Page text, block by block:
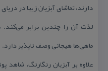
دارند، تماشای آبزیان زیبا در
لذت آن را چندین برابر
ماهی‌ها هیجانی وصف ناپذیر
علاوه بر آبزیان رنگارنگ،